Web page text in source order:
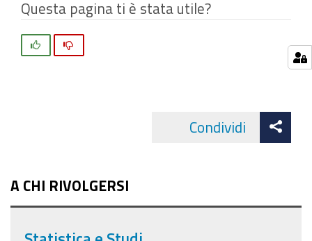
Questa pagina ti è stata utile?
Condividi
A CHI RIVOLGERSI